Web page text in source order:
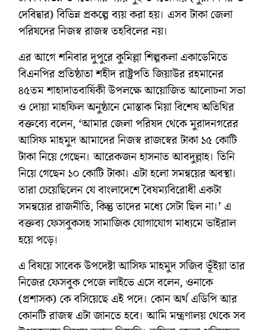
দেবিদ্বার) বিভিন্ন প্রকল্পে ব্যয় করা হয়। এসব টাকা জেলা
পরিষদের নিজস্ব রাজস্ব তহবিলের নয়।
এর আগে শনিবার দুপুরে কুমিল্লা শিল্পকলা একাডেমিতে
বিএনপির প্রতিষ্ঠাতা শহীদ রাষ্ট্রপতি জিয়াউর রহমানের
৪৫তম শাহাদাতবার্ষিকী উপলক্ষে আয়োজিত আলোচনা সভা
ও দোয়া মাহফিল অনুষ্ঠানে মোস্তাক মিয়া বিশেষ অতিথির
বক্তব্যে বলেন, ‘আমার জেলা পরিষদ থেকে মুরাদনগরের
আসিফ মাহমুদ আমাদের নিজস্ব রাজস্বের টাকা ১৫ কোটি
টাকা নিয়ে গেছেন। আরেকজন হাসনাত আবদুল্লাহ। তিনি
নিয়ে গেছেন ১০ কোটি টাকা। এটা হলো সমন্বয়ের অবস্থা।
তারা চেয়েছিলেন যে বাংলাদেশে বৈষম্যবিরোধী একটা
সমন্বয়ের রাজনীতি, কিন্তু তাদের মধ্যে সেটা ছিল না।’ এ
বক্তব্য ফেসবুকসহ সামাজিক যোগাযোগ মাধ্যমে ভাইরাল
হয়ে পড়ে।
এ বিষয়ে সাবেক উপদেষ্টা আসিফ মাহমুদ সজিব ভূঁইয়া তার
নিজের ফেসবুক পেজে লাইভে এসে বলেন, ওনাকে
(প্রশাসক) কে বসিয়েছে এই পদে। কোন অর্থ এডিপি আর
কোনটি রাজস্ব এটা জানতে হবে। আমি মন্ত্রণালয় থেকে সব